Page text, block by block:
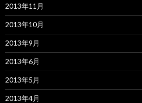
2013年11月
2013年10月
2013年9月
2013年6月
2013年5月
2013年4月